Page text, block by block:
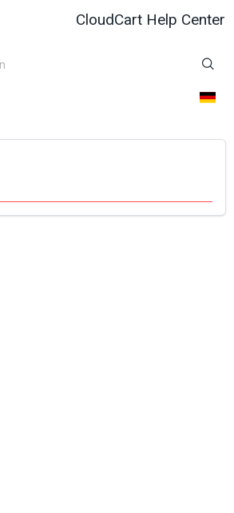
CloudCart Help Center